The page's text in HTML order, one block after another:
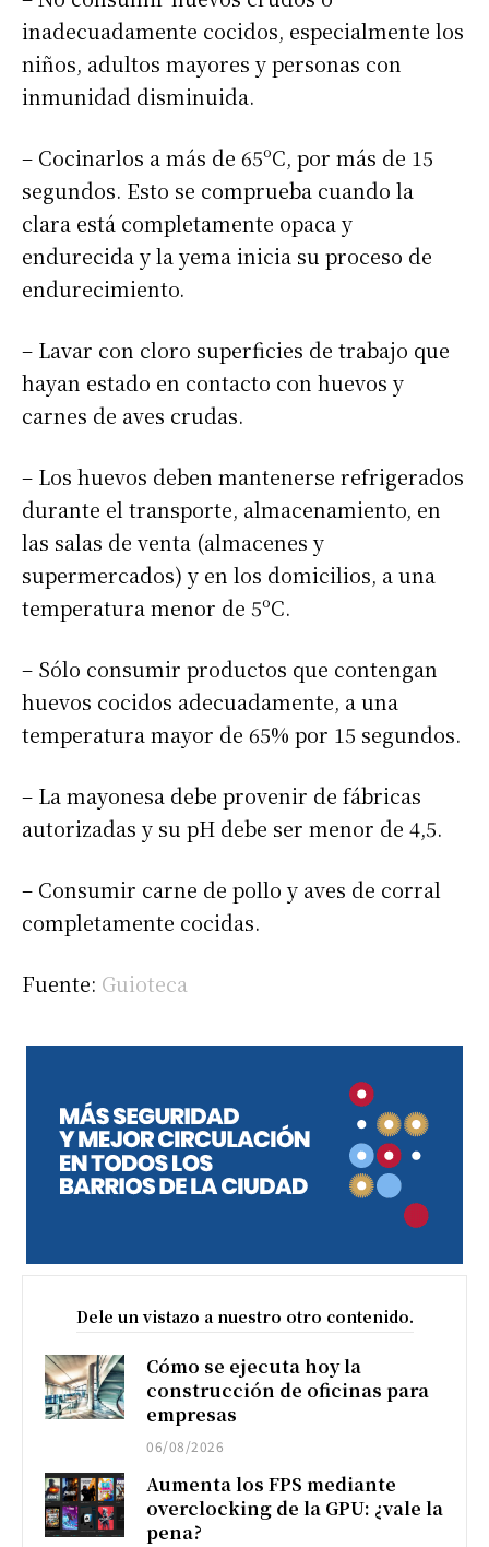
inadecuadamente cocidos, especialmente los
niños, adultos mayores y personas con
inmunidad disminuida.
– Cocinarlos a más de 65ºC, por más de 15
segundos. Esto se comprueba cuando la
clara está completamente opaca y
endurecida y la yema inicia su proceso de
endurecimiento.
– Lavar con cloro superficies de trabajo que
hayan estado en contacto con huevos y
carnes de aves crudas.
– Los huevos deben mantenerse refrigerados
durante el transporte, almacenamiento, en
las salas de venta (almacenes y
supermercados) y en los domicilios, a una
temperatura menor de 5ºC.
– Sólo consumir productos que contengan
huevos cocidos adecuadamente, a una
temperatura mayor de 65% por 15 segundos.
– La mayonesa debe provenir de fábricas
autorizadas y su pH debe ser menor de 4,5.
– Consumir carne de pollo y aves de corral
completamente cocidas.
Fuente: Guioteca
Dele un vistazo a nuestro otro contenido.
Cómo se ejecuta hoy la
construcción de oficinas para
empresas
06/08/2026
Aumenta los FPS mediante
overclocking de la GPU: ¿vale la
pena?